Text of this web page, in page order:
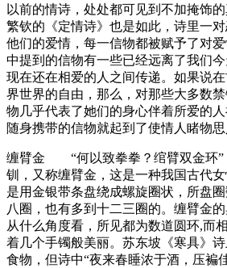
以前的情诗，处处都可见到不加掩饰
繁钦的《定情诗》也是如此，诗里一
他们的爱情，每一信物都被赋予了对
中提到的信物有一些已经远离了我们
现在还在相爱的人之间传递。如果说
界世界的自由，那么，对那些大多数
物几乎代表了她们的身心伴着所爱的
随身携带的信物就起到了使情人睹物思
缠臂金 “何以致拳拳？绾臂双金环
钏，又称缠臂金，这是一种我国古代女
是用金银带条盘绕成螺旋圈状，所盘
八圈，也有多到十二三圈的。缠臂金
从什么角度看，所见都为数道圆环,而
着几个手镯般美丽。苏东坡《寒具》
食物，但诗中“夜来春睡浓于酒，压褊